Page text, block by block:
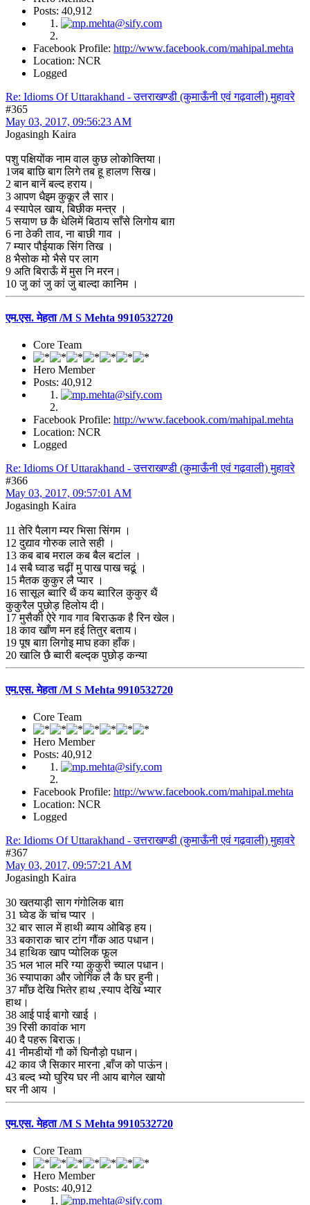
Posts: 40,912
Facebook Profile: http://www.facebook.com/mahipal.mehta
Location: NCR
Logged
Re: Idioms Of Uttarakhand - उत्तराखण्डी (कुमाऊँनी एवं गढ़वाली) मुहावरे
#365
May 03, 2017, 09:56:23 AM
Jogasingh Kaira
पशु पक्षियोंक नाम वाल कुछ लोकोक्तिया।
1जब बाछि बाग लिगे तब हू हालण सिख।
2 बान बानें बल्द हराय।
3 आपण धैइम कुकूर लै सार।
4 स्यापेल खाय, बिछीक मन्त्र ।
5 सयाण छ कै धेलिमें बिठाय साँसे लिगोय बाग़
6 ना ठेकी ताव, ना बाछी गाव ।
7 म्यार पौईयाक सिंग तिख ।
8 भैसोक मो भैसे पर लाग
9 अति बिराऊँ में मुस नि मरन।
10 जु कां जु कां जु बाल्दा कानिम ।
एम.एस. मेहता /M S Mehta 9910532720
Core Team
Hero Member
Posts: 40,912
Facebook Profile: http://www.facebook.com/mahipal.mehta
Location: NCR
Logged
Re: Idioms Of Uttarakhand - उत्तराखण्डी (कुमाऊँनी एवं गढ़वाली) मुहावरे
#366
May 03, 2017, 09:57:01 AM
Jogasingh Kaira
11 तेरि पैलाग म्यर भिसा सिंगम ।
12 दुद्याव गोरुक लाते सही ।
13 कब बाब मराल कब बैल बटांल ।
14 सबै घ्वाड चढ़ीं मु पाख पाख चढूं ।
15 मैतक कुकुर लै प्यार ।
16 सासूल ब्वारि थैं कय ब्वारिल कुकुर थैं
कुकुरैल पुछोड़ हिलोय दी।
17 मुसैकी ऐरे गाव गाव बिराऊक है रिन खेल।
18 काव खाँण मन हई तितुर बताय।
19 पूष बाग़ लिगोइ माघ हका हाँक।
20 खालि छै ब्वारी बल्द्क पुछोड़ कन्या
एम.एस. मेहता /M S Mehta 9910532720
Core Team
Hero Member
Posts: 40,912
Facebook Profile: http://www.facebook.com/mahipal.mehta
Location: NCR
Logged
Re: Idioms Of Uttarakhand - उत्तराखण्डी (कुमाऊँनी एवं गढ़वाली) मुहावरे
#367
May 03, 2017, 09:57:21 AM
Jogasingh Kaira
30 खतयाड़ी साग गंगोलिक बाग़
31 घ्वेड कें चांच प्यार ।
32 बार साल में हाथी ब्याय ओबिड़ हय।
33 बकाराक चार टांग गौंक आठ पधान।
34 हाथिक खाप प्योलिक फूल
35 भल भाल मरि ग्या कुकुरी च्याल पधान।
36 स्यापाका और जोगिंक लै कै घर हुनी।
37 माँछ देखि भितेर हाथ ,स्याप देखि भ्यार
हाथ।
38 आई पाई बागो खाई ।
39 रिसी कावांक भाग
40 दै पहरू बिराऊ।
41 नीमडीयों गौ कों घिनौड़ो पधान।
42 काव जै सिकार मारना ,बाँज को पाऊंन।
43 बल्द भ्यो घुरिय घर नी आय बागेल खायो
घर नी आय ।
एम.एस. मेहता /M S Mehta 9910532720
Core Team
Hero Member
Posts: 40,912